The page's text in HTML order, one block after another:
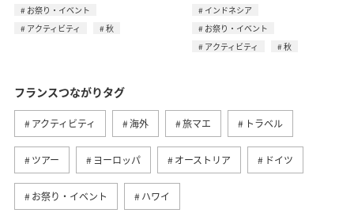
お祭り・イベント
アクティビティ
秋
インドネシア
お祭り・イベント
アクティビティ
秋
フランスつながりタグ
アクティビティ 海外 旅マエ トラベル
ツアー ヨーロッパ オーストリア ドイツ
お祭り・イベント ハワイ